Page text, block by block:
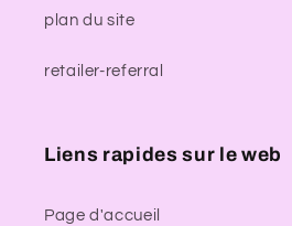
plan du site
retailer-referral
Liens rapides sur le web
Page d'accueil